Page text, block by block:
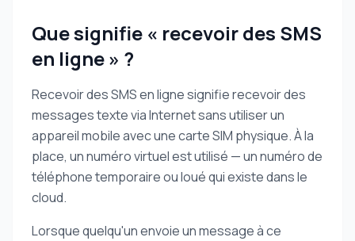
Que signifie « recevoir des SMS
en ligne » ?
Recevoir des SMS en ligne signifie recevoir des
messages texte via Internet sans utiliser un
appareil mobile avec une carte SIM physique. À la
place, un numéro virtuel est utilisé — un numéro de
téléphone temporaire ou loué qui existe dans le
cloud.
Lorsque quelqu'un envoie un message à ce